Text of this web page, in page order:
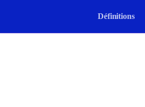
Définitions